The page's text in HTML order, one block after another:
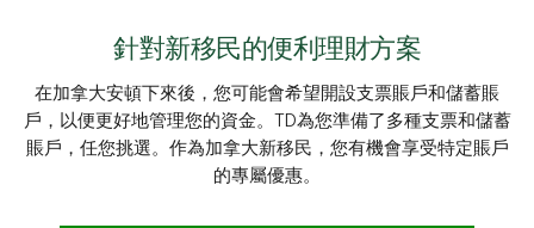
針對新移民的便利理財方案
在加拿大安頓下來後，您可能會希望開設支票賬戶和儲蓄賬
戶，以便更好地管理您的資金。TD為您準備了多種支票和儲蓄
賬戶，任您挑選。作為加拿大新移民，您有機會享受特定賬戶
的專屬優惠。